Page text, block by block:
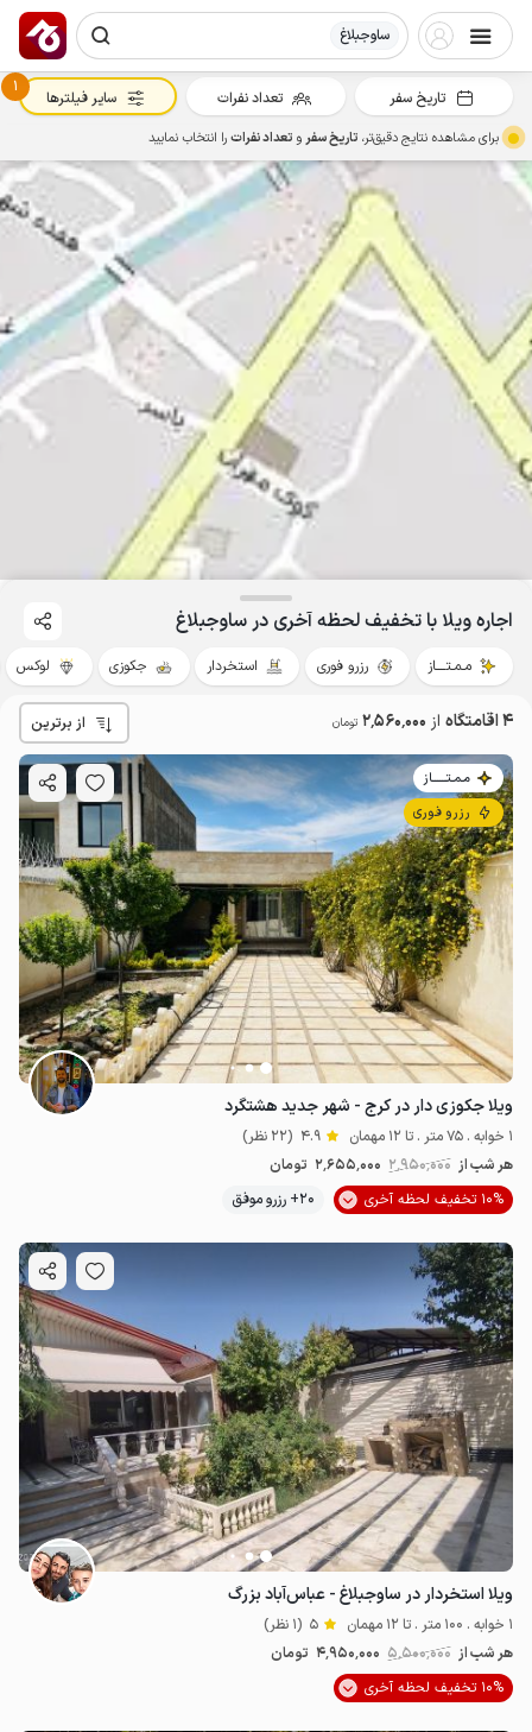
ساوجبلاغ
4.95 میلیون ت
اجاره ویلا با تخفیف لحظه آخری در ساوجبلاغ
مـمـتــــاز رزرو فوری استخردار جکوزی لوکس
4 اقامتگاه از 2٬560٬000 تومان از برترین
مـمـتــــــاز
رزرو فوری
ویلا جکوزی دار در کرج - شهر جدید هشتگرد
1 خوابه . 75 متر . تا 12 مهمان 4.9 (22 نظر)
هر شب از 2٬950٬000 2٬655٬000 تومان
10% تخفیف لحظه آخری
20+ رزرو موفق
ویلا استخردار در ساوجبلاغ - عباس‌‌آباد بزرگ
1 خوابه . 100 متر . تا 12 مهمان 5 (1 نظر)
هر شب از 5٬500٬000 4٬950٬000 تومان
10% تخفیف لحظه آخری
تاریخ سفر تعداد نفرات
1
سایر فیلترها
برای مشاهده نتایج دقیق‌تر، تاریخ سفرو تعداد نفراترا انتخاب نمایید